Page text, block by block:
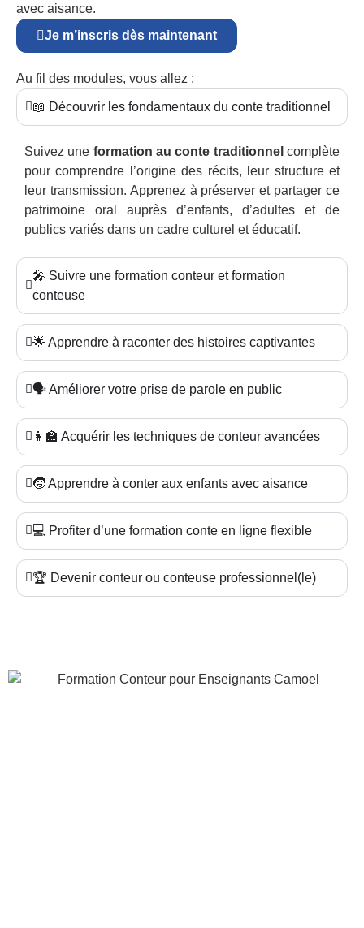
avec aisance.
Je m’inscris dès maintenant
Au fil des modules, vous allez :
📖 Découvrir les fondamentaux du conte traditionnel
Suivez une formation au conte traditionnel complète
pour comprendre l’origine des récits, leur structure et
leur transmission. Apprenez à préserver et partager ce
patrimoine oral auprès d’enfants, d’adultes et de
publics variés dans un cadre culturel et éducatif.
🎤 Suivre une formation conteur et formation
conteuse
🌟 Apprendre à raconter des histoires captivantes
🗣️ Améliorer votre prise de parole en public
👩‍🏫 Acquérir les techniques de conteur avancées
🧒 Apprendre à conter aux enfants avec aisance
💻 Profiter d’une formation conte en ligne flexible
🏆 Devenir conteur ou conteuse professionnel(le)